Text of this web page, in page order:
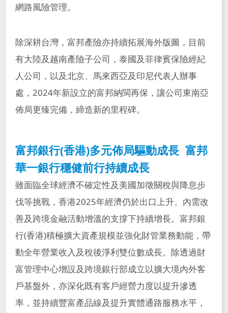
網路風險管理。
除深耕台灣，富邦產險亦持續拓展海外版圖，目前
有大陸及越南產險子公司，泰國及菲律賓保險經紀
人公司，以及北京、馬來西亞及印尼代表人辦事
處，2024年新設立的富邦納閩再保，讓公司東南亞
佈局更臻完備，締造新的里程碑。
富邦銀行(香港)多元佈局驅動成長 富邦
華一銀行穩健前行持續成長
雖面臨全球經濟不確定性及美國加徵關稅與降息步
伐等挑戰，香港2025年經濟仍於出口上升、內需改
善及跨境金融活動增溫的支撐下持續增長。富邦銀
行(香港)積極擴大資產規模並強化財管業務動能，帶
動全年營業收入及稅後淨利雙位數成長。除透過財
富管理中心增設及跨境銀行部成立以擴大境內外客
戶基盤外，亦深化既有客戶經營力度以提升滲透
率，並持續豐富產品線及提升實體通路服務水平，